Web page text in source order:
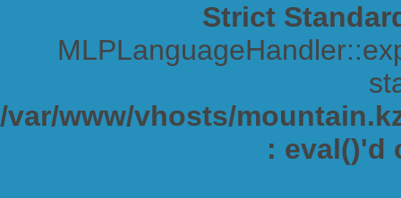
Strict
/var/www/vhosts/
: eval()'d